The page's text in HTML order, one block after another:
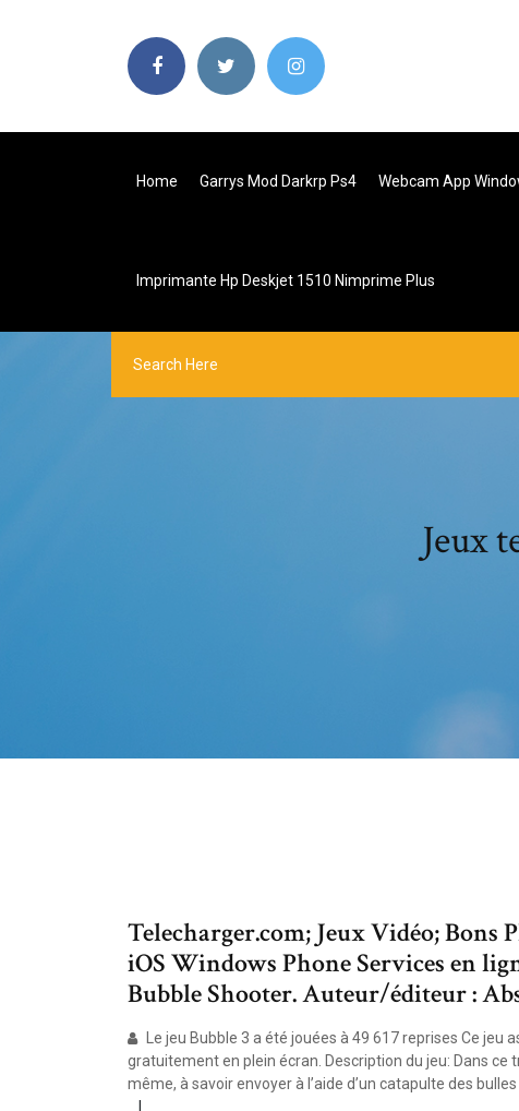
Home Garrys Mod Darkrp Ps4 Webcam App
Imprimante Hp Deskjet 1510 Nimprime Plus
Jeux
Telecharger.com; Jeux Vidéo;
iOS Windows Phone Services en
Bubble Shooter. Auteur/éditeur :
Le jeu Bubble 3 a été jouées à 49 617 reprises Ce
gratuitement en plein écran. Description du jeu: Dans
même, à savoir envoyer à l’aide d’un catapulte des